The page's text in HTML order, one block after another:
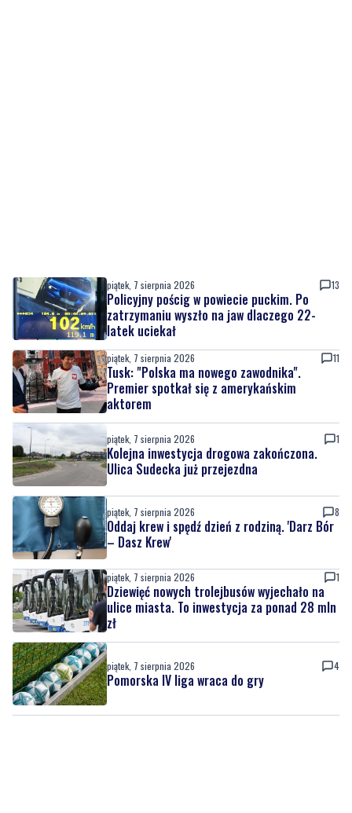
piątek, 7 sierpnia 2026 13
Policyjny pościg w powiecie puckim. Po
zatrzymaniu wyszło na jaw dlaczego 22-
latek uciekał
piątek, 7 sierpnia 2026 11
Tusk: "Polska ma nowego zawodnika".
Premier spotkał się z amerykańskim
aktorem
piątek, 7 sierpnia 2026 1
Kolejna inwestycja drogowa zakończona.
Ulica Sudecka już przejezdna
piątek, 7 sierpnia 2026 8
Oddaj krew i spędź dzień z rodziną. 'Darz Bór
– Dasz Krew'
piątek, 7 sierpnia 2026 1
Dziewięć nowych trolejbusów wyjechało na
ulice miasta. To inwestycja za ponad 28 mln
zł
piątek, 7 sierpnia 2026 4
Pomorska IV liga wraca do gry